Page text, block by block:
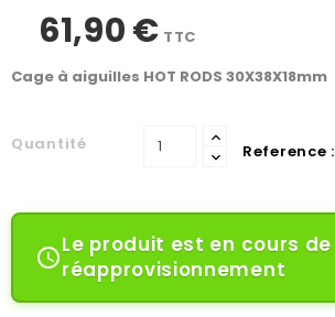
61,90 € TTC
Cage à aiguilles HOT RODS 30X38X18mm
Quantité Reference :
Le produit est en cours de
réapprovisionnement